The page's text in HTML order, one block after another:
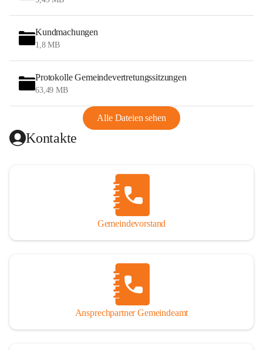
Kundmachungen
1,8 MB
Protokolle Gemeindevertretungssitzungen
63,49 MB
Alle Dateien sehen
Kontakte
Gemeindevorstand
Ansprechpartner Gemeindeamt